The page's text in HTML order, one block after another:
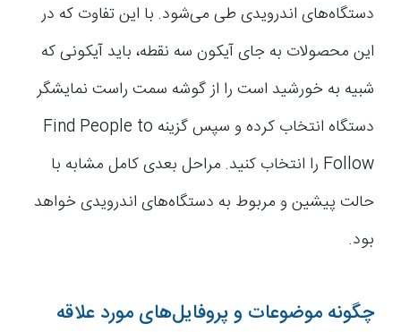
دستگاه‌های اندرویدی طی می‌شود. با این تفاوت که در
این محصولات به جای آیکون سه نقطه، باید آیکونی که
شبیه به خورشید است را از گوشه سمت راست نمایشگر
دستگاه انتخاب کرده و سپس گزینه Find People to
Follow را انتخاب کنید. مراحل بعدی کامل مشابه با
حالت پیشین و مربوط به دستگاه‌های اندرویدی خواهد
بود.
چگونه موضوعات و پروفایل‌های مورد علاقه